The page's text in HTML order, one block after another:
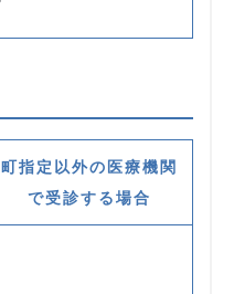
町指定以外の医療機関
で受診する場合